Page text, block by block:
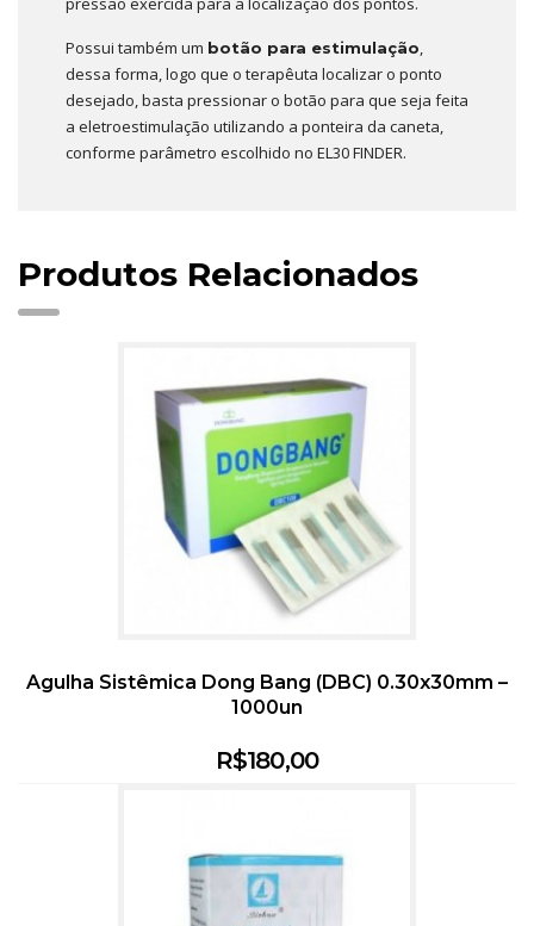
Possui também um botão para estimulação,
dessa forma, logo que o terapêuta localizar o ponto
desejado, basta pressionar o botão para que seja feita
a eletroestimulação utilizando a ponteira da caneta,
conforme parâmetro escolhido no EL30 FINDER.
Produtos Relacionados
Agulha Sistêmica Dong Bang (DBC) 0.30x30mm –
1000un
R$180,00